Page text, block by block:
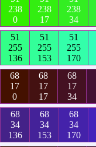
238
0
238
17
238
34
51
255
136
51
255
153
51
255
170
68
17
0
68
17
17
68
17
34
68
34
136
68
34
153
68
34
170